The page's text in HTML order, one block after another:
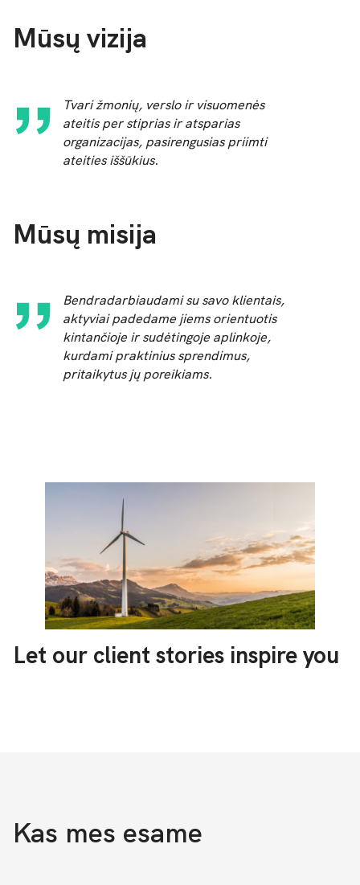
Mūsų vizija
Tvari žmonių, verslo ir visuomenės
ateitis per stiprias ir atsparias
organizacijas, pasirengusias priimti
ateities iššūkius.
Mūsų misija
Bendradarbiaudami su savo klientais,
aktyviai padedame jiems orientuotis
kintančioje ir sudėtingoje aplinkoje,
kurdami praktinius sprendimus,
pritaikytus jų poreikiams.
Let our client stories inspire you
Kas mes esame